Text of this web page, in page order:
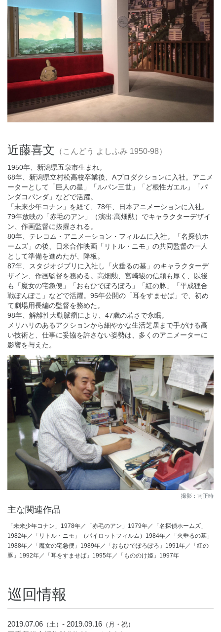
近藤喜文 （こんどう よしふみ 1950-98）
1950年、新潟県五泉市生まれ。
68年、新潟県立村松高校卒業後、Aプロダクションに入社。アニメ
ーターとして「巨人の星」「ルパン三世」「ど根性ガエル」「パ
ンダコパンダ」などで活躍。
「未来少年コナン」を経て、78年、日本アニメーションに入社。
79年放映の「赤毛のアン」（演出:高畑勲）でキャラクターデザイ
ン、作画監督に抜擢される。
80年、テレコム・アニメーション・フィルムに入社。「名探偵ホ
ームズ」の後、日米合作映画「リトル・ニモ」の共同監督の一人
として準備を進めたが、降板。
87年、スタジオジブリに入社し「火垂るの墓」のキャラクターデ
ザイン、作画監督を務める。高畑勲、宮崎駿の信頼も厚く、以後
も「魔女の宅急便」「おもひでぽろぽろ」「紅の豚」「平成狸合
戦ぽんぽこ」などで活躍。95年公開の「耳をすませば」で、初め
て劇場用長編の監督を務めた。
98年、解離性大動脈瘤により、47歳の若さで永眠。
メリハリのあるアクションから細やかな生活芝居まで手がける高
い技術と、仕事に妥協を許さない姿勢は、多くのアニメーターに
影響を与えた。
撮影：南正時
主な関連作品
「未来少年コナン」1978年／「赤毛のアン」1979年／「名探偵ホームズ」
1982年／「リトル・ニモ」（パイロットフィルム）1984年／「火垂るの墓」
1988年／「魔女の宅急便」1989年／「おもひでぽろぽろ」1991年／「紅の
豚」1992年／「耳をすませば」1995年／「もののけ姫」1997年
巡回情報
2019.07.06 （土） - 2019.09.16 （月・祝）